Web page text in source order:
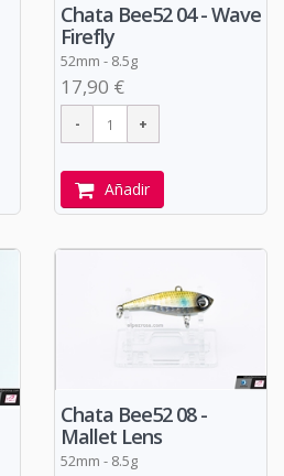
Chata Bee52 04 - Wave
Firefly
52mm - 8.5g
17,90 €
Añadir
Chata Bee52 08 -
Mallet Lens
52mm - 8.5g